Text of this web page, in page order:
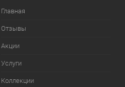
Главная
Отзывы
Акции
Услуги
Коллекции